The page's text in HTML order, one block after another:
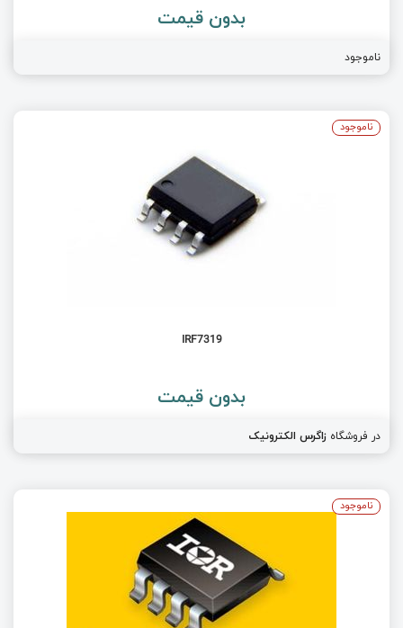
بدون قیمت
ناموجود
IRF7319
بدون قیمت
در فروشگاه زاگرس الکترونیک
ناموجود
ناموجود